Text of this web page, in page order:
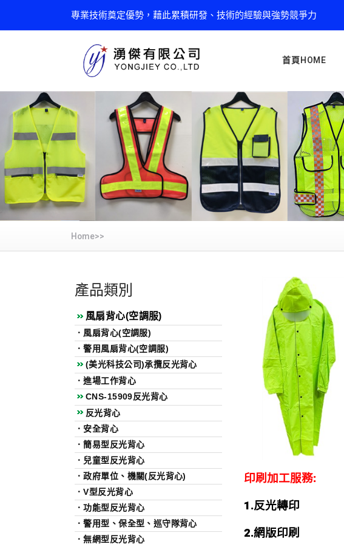
專業技術奠定優勢，藉此累積研發、技術的經驗與強勢競爭力
首頁HOME
Home>>
產品類別
風扇背心(空調服)
． 風扇背心(空調服)
．警用風扇背心(空調服)
(美光科技公司)承攬反光背心
．進場工作背心
CNS-15909反光背心
反光背心
． 安全背心
．簡易型反光背心
． 兒童型反光背心
．政府單位、機關(反光背心)
．V型反光背心
．功能型反光背心
．警用型、保全型、巡守隊背心
．無網型反光背心
印刷加工服務:
1.反光轉印
2.網版印刷